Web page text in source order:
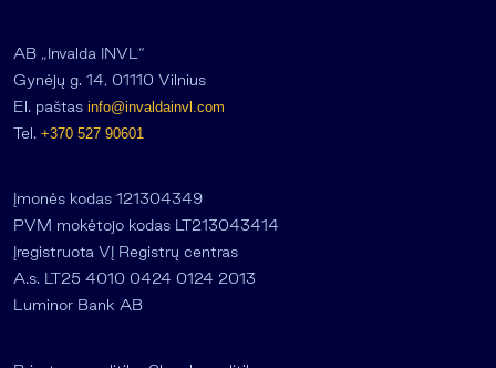
AB „Invalda INVL“
Gynėjų g. 14, 01110 Vilnius
El. paštas info@invaldainvl.com
Tel. +370 527 90601
Įmonės kodas 121304349
PVM mokėtojo kodas LT213043414
Įregistruota VĮ Registrų centras
A.s. LT25 4010 0424 0124 2013
Luminor Bank AB